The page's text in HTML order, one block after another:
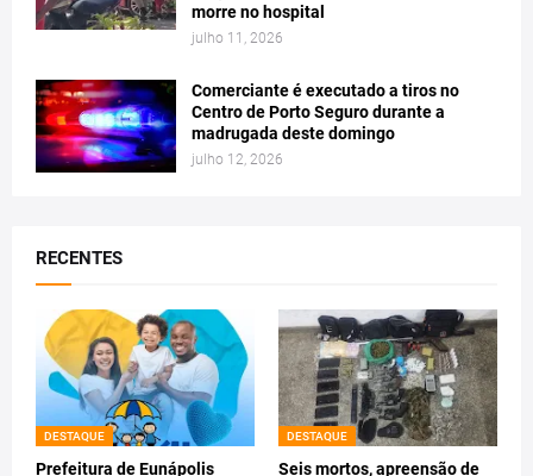
morre no hospital
julho 11, 2026
Comerciante é executado a tiros no
Centro de Porto Seguro durante a
madrugada deste domingo
julho 12, 2026
RECENTES
DESTAQUE
Prefeitura de Eunápolis
DESTAQUE
Seis mortos, apreensão de